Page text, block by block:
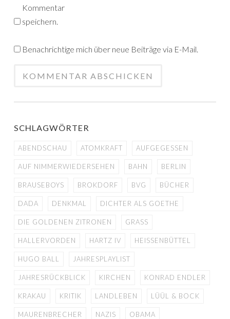
Kommentar
speichern.
Benachrichtige mich über neue Beiträge via E-Mail.
SCHLAGWÖRTER
ABENDSCHAU ATOMKRAFT AUFGEGESSEN
AUF NIMMERWIEDERSEHEN BAHN BERLIN
BRAUSEBOYS BROKDORF BVG BÜCHER
DADA DENKMAL DICHTER ALS GOETHE
DIE GOLDENEN ZITRONEN GRASS
HALLERVORDEN HARTZ IV HEISSENBÜTTEL
HUGO BALL JAHRESPLAYLIST
JAHRESRÜCKBLICK KIRCHEN KONRAD ENDLER
KRAKAU KRITIK LANDLEBEN LÜÜL & BOCK
MAURENBRECHER NAZIS OBAMA